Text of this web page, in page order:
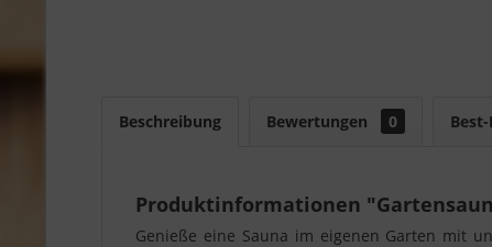
Beschreibung Bewertungen 0
Produktinformationen
Genieße eine Sauna im eigenen Garten mit